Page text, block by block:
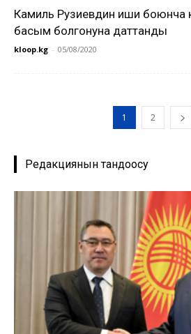
Камиль Рузиевдин иши боюнча
басым болгонуна даттанды
kloop.kg - 05/08/2020
1 2
Редакциянын тандоосу